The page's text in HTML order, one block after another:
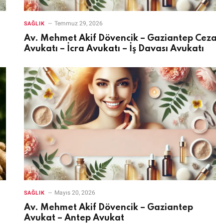
SAĞLIK Temmuz 29, 2026
Av. Mehmet Akif Dövencik – Gaziantep
Avukatı – İcra Avukatı – İş Davası Avukatı
SAĞLIK Mayıs 20, 2026
Av. Mehmet Akif Dövencik – Gaziantep
Avukat – Antep Avukat